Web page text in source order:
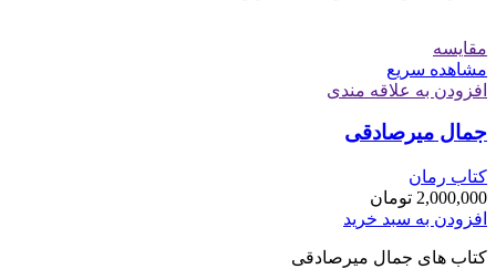
مقایسه
مشاهده سریع
افزودن به علاقه مندی
جمال میرصادقی
کتاب رمان
2,000,000 تومان
افزودن به سبد خرید
کتاب های جمال میرصادقی